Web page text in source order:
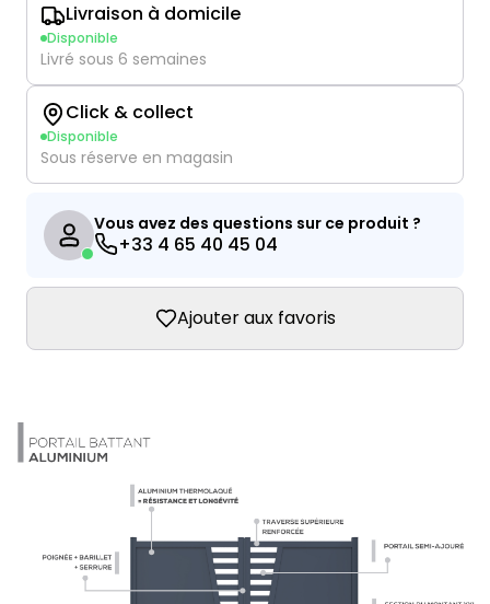
Livraison à domicile
Disponible
Livré sous 6 semaines
Click & collect
Disponible
Sous réserve en magasin
Vous avez des questions sur ce produit ?
+33 4 65 40 45 04
Ajouter aux favoris